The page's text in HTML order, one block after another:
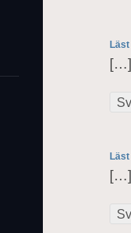
[…]
[…]